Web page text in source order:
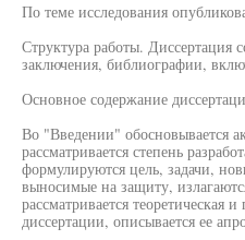
По теме исследования
Структура работы. Диссертация
заключения, библиографии,
Основное содержание
Во "Введении" обосновывается
рассматривается степень
формулируются цель, задачи,
выносимые на защиту,
рассматривается теоретическая
диссертации, описывается ее